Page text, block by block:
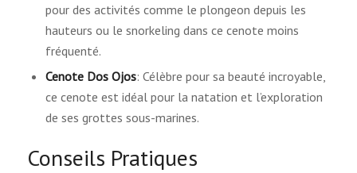
pour des activités comme le plongeon depuis les
hauteurs ou le snorkeling dans ce cenote moins
fréquenté.
Cenote Dos Ojos: Célèbre pour sa beauté incroyable,
ce cenote est idéal pour la natation et l’exploration
de ses grottes sous-marines.
Conseils Pratiques